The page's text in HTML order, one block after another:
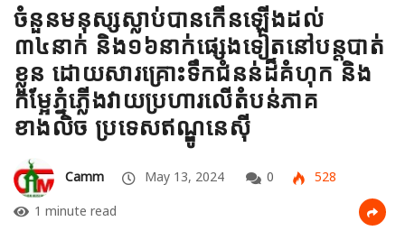
ចំនួនមនុស្សស្លាប់បានកើនឡើងដល់
៣៤នាក់ និង១៦នាក់ផ្សេងទៀតនៅបន្តបាត់​
ខ្លួន ដោយសារ​គ្រោះ​ទឹកជំនន់​ដ៏គំហុក និង
កម្អែភ្នំភ្លើងវាយប្រហារលើតំបន់​ភាគ
ខាងលិច ប្រទេសឥណ្ឌូនេស៊ី
Camm May 13, 2024 0
528
1 minute read